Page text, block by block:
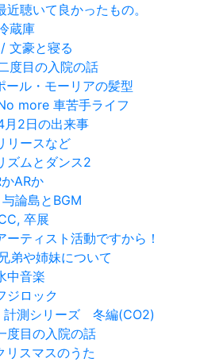
聴いて良かったもの。
蔵庫
文豪と寝る
度目の入院の話
ル・モーリアの髪型
more 車苦手ライフ
2日の出来事
リースなど
ズムとダンス2
ARか
論島とBGM
卒展
ティスト活動ですから！
弟や姉妹について
中音楽
ジロック
計測シリーズ 冬編(CO2)
度目の入院の話
スマスのうた